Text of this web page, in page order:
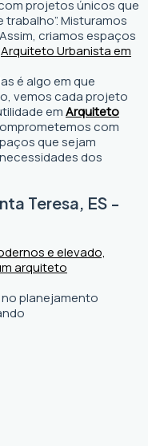
projetos únicos que
trabalho”. Misturamos
criamos espaços
Arquiteto Urbanista em
é algo em que
vemos cada projeto
emArquiteto
com
que sejam
dos
Teresa, ES -
planejamento